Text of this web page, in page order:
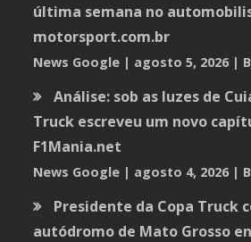
última semana no
motorsport.com.br
News Google agosto 5, 2026
Análise: sob as luzes de
Truck escreveu um novo
F1Mania.net
News Google agosto 4, 2026
Presidente da Copa Truck
autódromo de Mato Grosso